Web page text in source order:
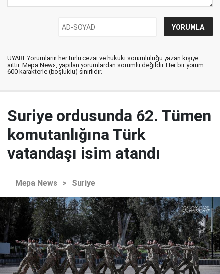
UYARI: Yorumların her türlü cezai ve hukuki sorumluluğu yazan kişiye
aittir. Mepa News, yapılan yorumlardan sorumlu değildir. Her bir yorum
600 karakterle (boşluklu) sınırlıdır.
Suriye ordusunda 62. Tümen
komutanlığına Türk
vatandaşı isim atandı
Mepa News > Suriye